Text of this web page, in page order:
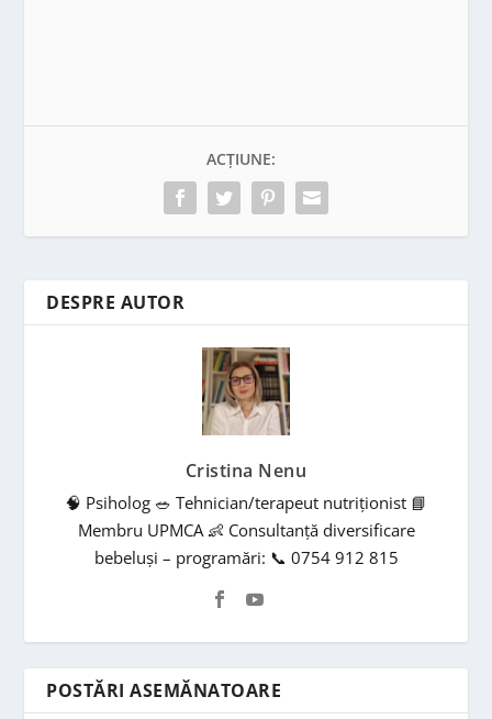
ACȚIUNE:
DESPRE AUTOR
Cristina Nenu
🧠 Psiholog 🥗 Tehnician/terapeut nutriționist 📘
Membru UPMCA 👶 Consultanță diversificare
bebeluși – programări: 📞 0754 912 815
POSTĂRI ASEMĂNATOARE